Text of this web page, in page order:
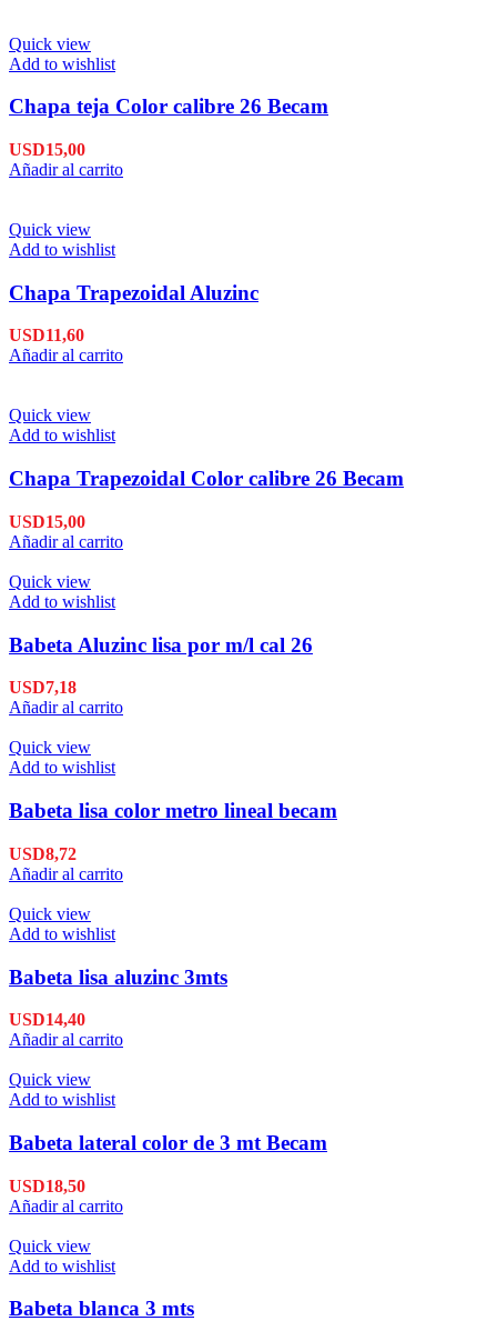
Quick view
Add to wishlist
Chapa teja Color calibre 26 Becam
USD15,00
Añadir al carrito
Quick view
Add to wishlist
Chapa Trapezoidal Aluzinc
USD11,60
Añadir al carrito
Quick view
Add to wishlist
Chapa Trapezoidal Color calibre 26 Becam
USD15,00
Añadir al carrito
Quick view
Add to wishlist
Babeta Aluzinc lisa por m/l cal 26
USD7,18
Añadir al carrito
Quick view
Add to wishlist
Babeta lisa color metro lineal becam
USD8,72
Añadir al carrito
Quick view
Add to wishlist
Babeta lisa aluzinc 3mts
USD14,40
Añadir al carrito
Quick view
Add to wishlist
Babeta lateral color de 3 mt Becam
USD18,50
Añadir al carrito
Quick view
Add to wishlist
Babeta blanca 3 mts